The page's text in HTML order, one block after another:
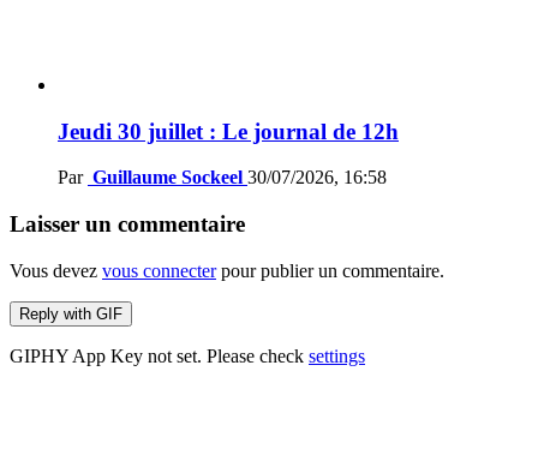
Jeudi 30 juillet : Le journal de 12h
Par Guillaume Sockeel 30/07/2026, 16:58
Laisser un commentaire
Vous devez vous connecterpour publier un commentaire.
Reply with GIF
GIPHY App Key not set. Please check settings